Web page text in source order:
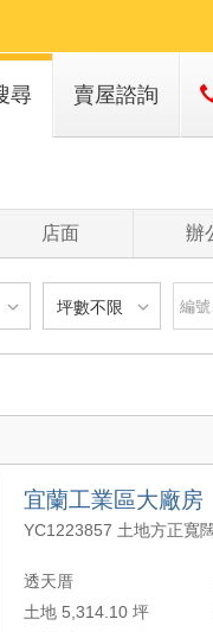
尋 賣屋諮詢
店面 辦
萬
萬
萬
萬
坪數不限
坪數不限
20 坪以下
20 坪 - 30 坪
40 坪 - 50 坪
- 10 年
年 - 20 年
年 - 30 年
年
2
7
宜蘭工業區大廠
透天厝
土地 5,314.10 坪